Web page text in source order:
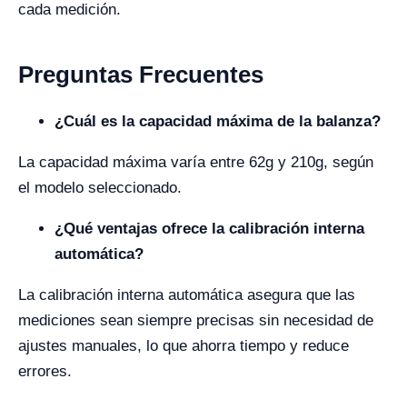
cada medición.
Preguntas Frecuentes
¿Cuál es la capacidad máxima de la balanza?
La capacidad máxima varía entre 62g y 210g, según
el modelo seleccionado.
¿Qué ventajas ofrece la calibración interna
automática?
La calibración interna automática asegura que las
mediciones sean siempre precisas sin necesidad de
ajustes manuales, lo que ahorra tiempo y reduce
errores.